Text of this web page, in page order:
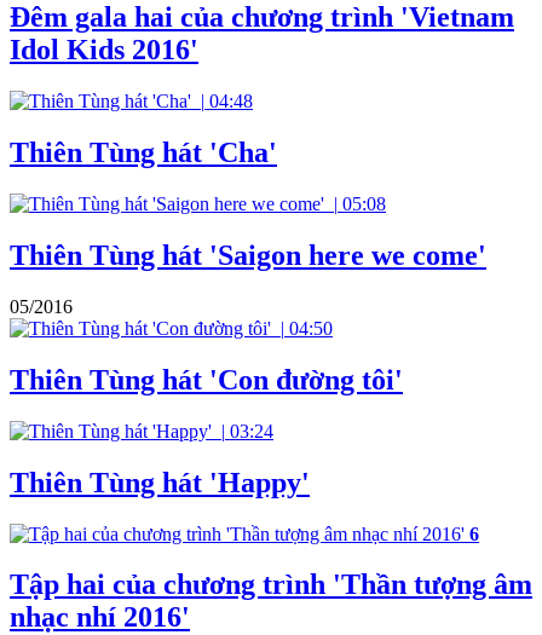
Đêm gala hai của chương trình 'Vietnam
Idol Kids 2016'
| 04:48
Thiên Tùng hát 'Cha'
| 05:08
Thiên Tùng hát 'Saigon here we come'
05/2016
| 04:50
Thiên Tùng hát 'Con đường tôi'
| 03:24
Thiên Tùng hát 'Happy'
6
Tập hai của chương trình 'Thần tượng âm
nhạc nhí 2016'